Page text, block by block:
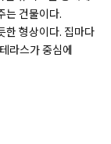
는 건물이다.
한 형상이다. 집마다
라스가 중심에